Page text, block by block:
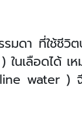
ดา ที่ใช้ชีวิ
นเลือดได้ เ
water )